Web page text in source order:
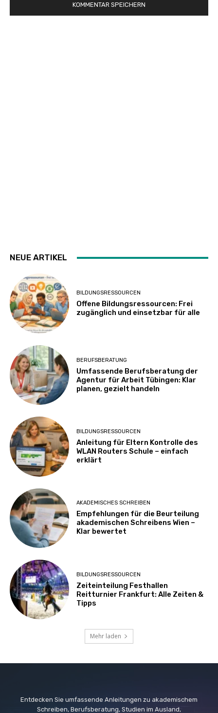
NEUE ARTIKEL
BILDUNGSRESSOURCEN
Offene Bildungsressourcen: Frei
zugänglich und einsetzbar für alle
BERUFSBERATUNG
Umfassende Berufsberatung der
Agentur für Arbeit Tübingen: Klar
planen, gezielt handeln
BILDUNGSRESSOURCEN
Anleitung für Eltern Kontrolle des
WLAN Routers Schule – einfach
erklärt
AKADEMISCHES SCHREIBEN
Empfehlungen für die Beurteilung
akademischen Schreibens Wien –
Klar bewertet
BILDUNGSRESSOURCEN
Zeiteinteilung Festhallen
Reitturnier Frankfurt: Alle Zeiten &
Tipps
Mehr laden
Entdecken Sie umfassende Anleitungen zu akademischem
Schreiben, Berufsberatung, Studien im Ausland,